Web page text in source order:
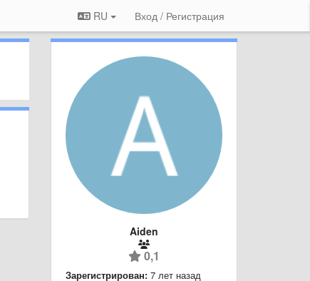
RU Вход / Регистрация
Aiden
0,1
Зарегистрирован: 7 лет назад